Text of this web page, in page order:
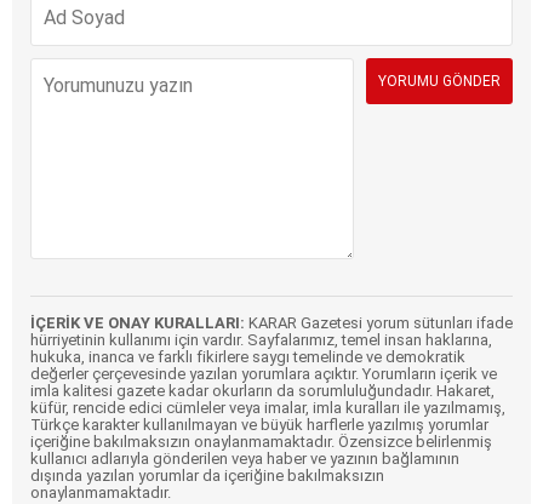
İÇERİK VE ONAY KURALLARI: KARAR Gazetesi yorum sütunları ifade
hürriyetinin kullanımı için vardır. Sayfalarımız, temel insan haklarına,
hukuka, inanca ve farklı fikirlere saygı temelinde ve demokratik
değerler çerçevesinde yazılan yorumlara açıktır. Yorumların içerik ve
imla kalitesi gazete kadar okurların da sorumluluğundadır. Hakaret,
küfür, rencide edici cümleler veya imalar, imla kuralları ile yazılmamış,
Türkçe karakter kullanılmayan ve büyük harflerle yazılmış yorumlar
içeriğine bakılmaksızın onaylanmamaktadır. Özensizce belirlenmiş
kullanıcı adlarıyla gönderilen veya haber ve yazının bağlamının
dışında yazılan yorumlar da içeriğine bakılmaksızın
onaylanmamaktadır.